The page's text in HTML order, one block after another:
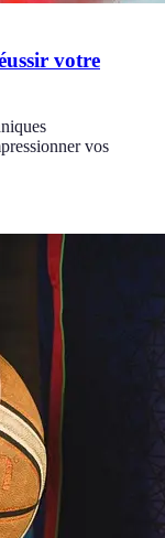
votre
vos